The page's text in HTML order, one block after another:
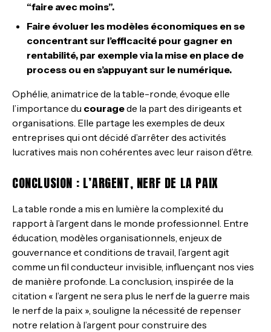
“faire avec moins”.
Faire évoluer les modèles économiques en se
concentrant sur l’efficacité pour gagner en
rentabilité, par exemple via la mise en place de
process ou en s’appuyant sur le numérique.
Ophélie, animatrice de la table-ronde, évoque elle
l’importance du couragede la part des dirigeants et
organisations. Elle partage les exemples de deux
entreprises qui ont décidé d’arrêter des activités
lucratives mais non cohérentes avec leur raison d’être.
CONCLUSION : L’ARGENT, NERF DE LA PAIX
La table ronde a mis en lumière la complexité du
rapport à l’argent dans le monde professionnel. Entre
éducation, modèles organisationnels, enjeux de
gouvernance et conditions de travail, l’argent agit
comme un fil conducteur invisible, influençant nos vies
de manière profonde. La conclusion, inspirée de la
citation « l’argent ne sera plus le nerf de la guerre mais
le nerf de la paix », souligne la nécessité de repenser
notre relation à l’argent pour construire des